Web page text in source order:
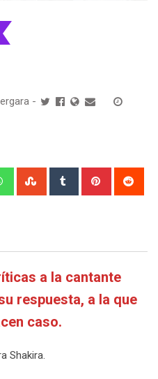
-
WhatsappStumbleUpon
Tumblr Pinterest
a la cantante
respuesta, a la que
caso.
Shakira.